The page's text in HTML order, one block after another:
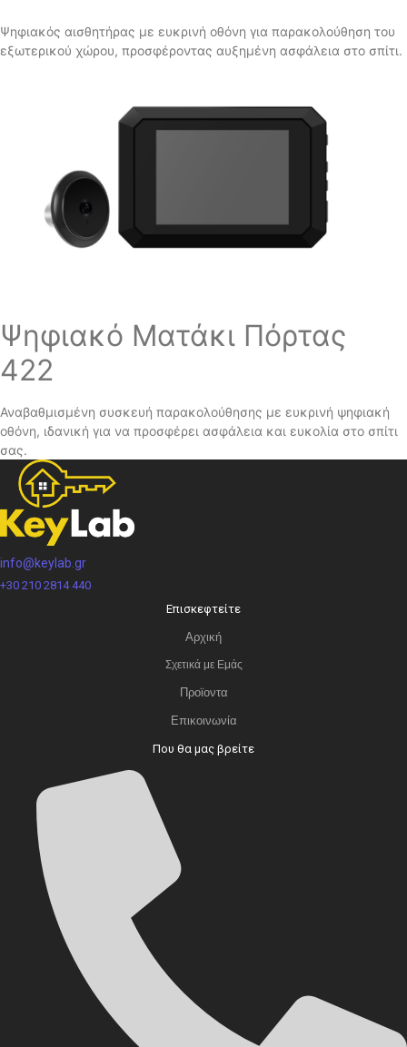
Ψηφιακός αισθητήρας με ευκρινή οθόνη για παρακολούθηση του
εξωτερικού χώρου, προσφέροντας αυξημένη ασφάλεια στο σπίτι.
Ψηφιακό Ματάκι Πόρτας
422
Αναβαθμισμένη συσκευή παρακολούθησης με ευκρινή ψηφιακή
οθόνη, ιδανική για να προσφέρει ασφάλεια και ευκολία στο σπίτι
σας.
info@keylab.gr
+30 210 2814 440
Επισκεφτείτε
Αρχική
Σχετικά με Εμάς
Προϊοντα
Επικοινωνία
Που θα μας βρείτε